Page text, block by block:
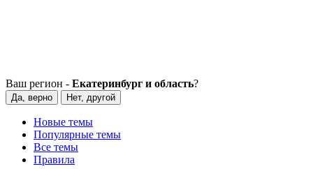
Ваш регион - Екатеринбург и область?
Да, верно Нет, другой
Новые темы
Популярные темы
Все темы
Правила